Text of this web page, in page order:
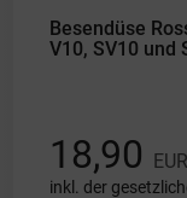
Besendüse
V10, SV10 und
18,90 EUR
inkl. der